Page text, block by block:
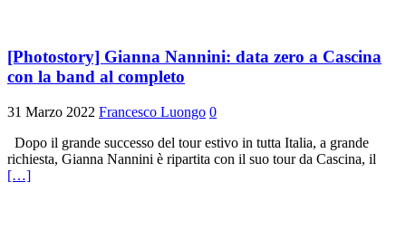
[Photostory] Gianna Nannini: data zero a Cascina
con la band al completo
31 Marzo 2022 Francesco Luongo 0
Dopo il grande successo del tour estivo in tutta Italia, a grande
richiesta, Gianna Nannini è ripartita con il suo tour da Cascina, il
[…]